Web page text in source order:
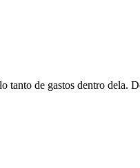
de gastos dentro